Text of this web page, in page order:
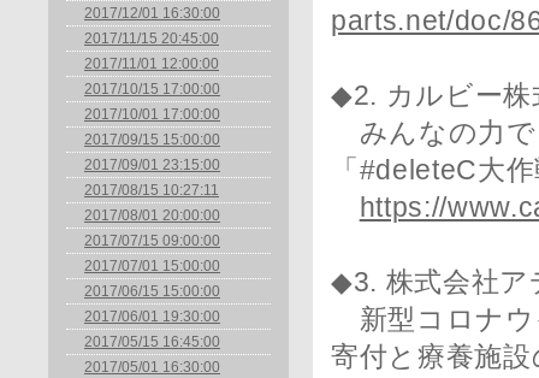
2017/12/01 16:30:00
2017/11/15 20:45:00
2017/11/01 12:00:00
2017/10/15 17:00:00
2017/10/01 17:00:00
2017/09/15 15:00:00
2017/09/01 23:15:00
2017/08/15 10:27:11
2017/08/01 20:00:00
2017/07/15 09:00:00
2017/07/01 15:00:00
2017/06/15 15:00:00
2017/06/01 19:30:00
2017/05/15 16:45:00
2017/05/01 16:30:00
parts.net/doc/
◆2. カルビー株
みんなの力で
「#deleteC大
https://
◆3. 株式会社ア
新型コロナウ
寄付と療養施